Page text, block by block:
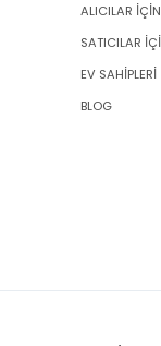
ALICILAR İÇİN
SATICILAR
EV
BLOG